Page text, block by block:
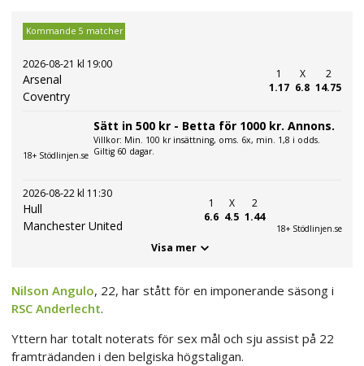
Kommande 5 matcher
2026-08-21 kl 19:00
Arsenal
Coventry
1
1.17
X
6.8
2
14.75
18+ Stödlinjen.se
Sätt in 500 kr - Betta för 1000 kr. Annons.
Villkor: Min. 100 kr insättning, oms. 6x, min. 1,8 i odds.
Giltig 60 dagar.
2026-08-22 kl 11:30
Hull
Manchester United
1
6.6
X
4.5
2
1.44
18+ Stödlinjen.se
Visa mer
Nilson Angulo, 22, har stått för en imponerande säsong i
RSC Anderlecht.
Yttern har totalt noterats för sex mål och sju assist på 22
framträdanden i den belgiska högstaligan.